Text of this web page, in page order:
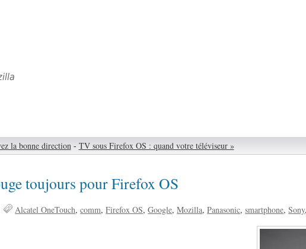
la bonne direction - TV sous Firefox OS : quand votre téléviseur »
toujours pour Firefox OS
Alcatel OneTouch comm Firefox OS Google Mozilla Panasonic smartphone Sony